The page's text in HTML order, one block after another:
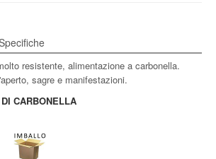
resistente, alimentazione a carbonella.
sagre e manifestazioni.
CARBONELLA